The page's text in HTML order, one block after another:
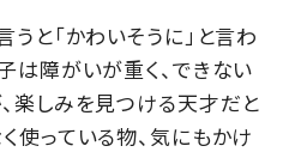
うと「かわいそうに」と言わ
は障がいが重く、できない
楽しみを見つける天才だと
使っている物、気にもかけ